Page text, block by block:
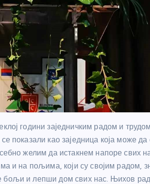
години заједничким радом и
показали као заједница која може да
желим да истакнем напоре свих
и на пољима, који су својим
и лепши дом свих нас. Њихов рад